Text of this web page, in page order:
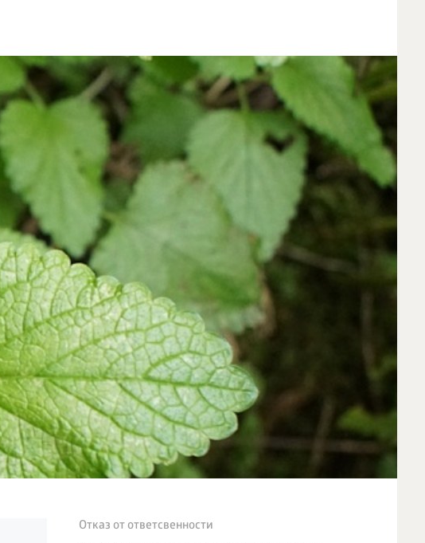
Отказ от ответсвенности